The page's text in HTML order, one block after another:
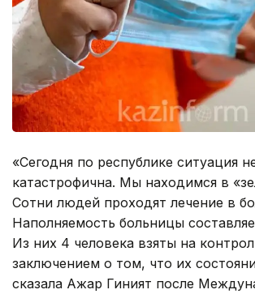
«Сегодня по республике ситуация
катастрофична. Мы находимся в
Сотни людей проходят лечение в
Наполняемость больницы
Из них 4 человека взяты на
заключением о том, что их
сказала Ажар Гиният после